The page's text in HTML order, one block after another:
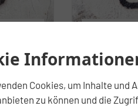
DAVE
Cookies, um Inhalte und
zu können und die